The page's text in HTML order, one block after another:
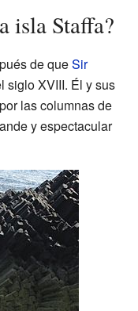
isla Staffa?
de queSir
siglo XVIII. Él y sus
las columnas de
y espectacular